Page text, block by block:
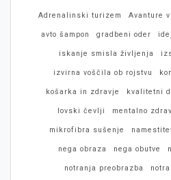
Adrenalinski turizem Avanture
avto šampon gradbeni oder
iskanje smisla življenja
izvirna voščila ob rojstvu
košarka in zdravje kvalitetni
lovski čevlji mentalno
mikrofibra sušenje
nega obraza nega obutve
notranja preobrazba